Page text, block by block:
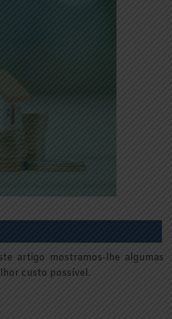
artigo mostramos-lhe algumas
custo possível.